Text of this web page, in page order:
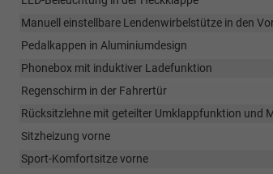
Manuell einstellbare Lendenwirbelstütze in den
Pedalkappen in Aluminiumdesign
Phonebox mit induktiver Ladefunktion
Regenschirm in der Fahrertür
Rücksitzlehne mit geteilter Umklappfunktion und
Sitzheizung vorne
Sport-Komfortsitze vorne